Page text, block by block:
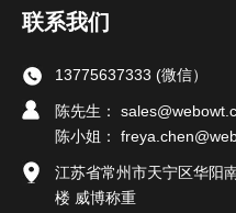
联系我们
13775637333 (微信）
陈先生：
陈小姐：
江苏省常州市天宁区华阳
楼 威博称重